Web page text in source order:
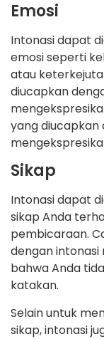
Emosi
Intonasi dapat
emosi seperti
atau
diucapkan
yang diucapkan
Sikap
Intonasi dapat
sikap Anda
pembicaraan.
dengan
bahwa Anda
katakan.
Selain untuk
sikap, intonasi